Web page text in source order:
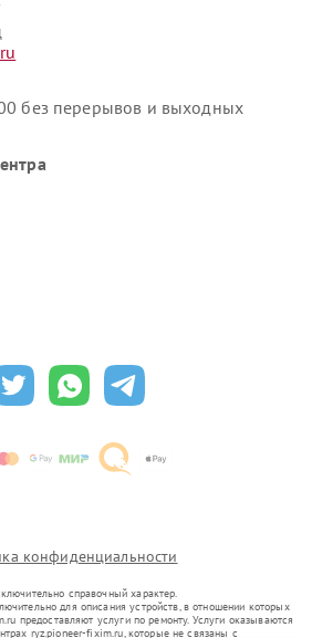
без перерывов и выходных
конфиденциальности
справочный характер.
для описания устройств, в отношении которых
предоставляют услуги по ремонту. Услуги оказываются
ryz.pioneer-fixim.ru, которые не связаны с